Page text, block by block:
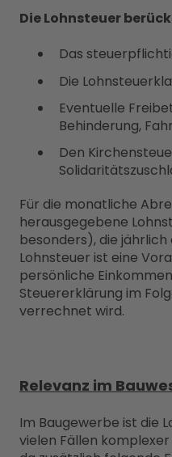
Die Lohnsteuer
Das
Die
Eventuelle
Behinderung,
Den
Für die monatliche
herausgegebene
besonders), die
Lohnsteuer ist eine
persönliche
Steuererklärung im
verrechnet wird.
Relevanz im
Im Baugewerbe ist die
vielen Fällen